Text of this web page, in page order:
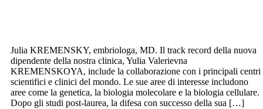
Julia KREMENSKY, embriologa, MD. Il track record della nuova
dipendente della nostra clinica, Yulia Valerievna
KREMENSKOYA, include la collaborazione con i principali centri
scientifici e clinici del mondo. Le sue aree di interesse includono
aree come la genetica, la biologia molecolare e la biologia cellulare.
Dopo gli studi post-laurea, la difesa con successo della sua […]